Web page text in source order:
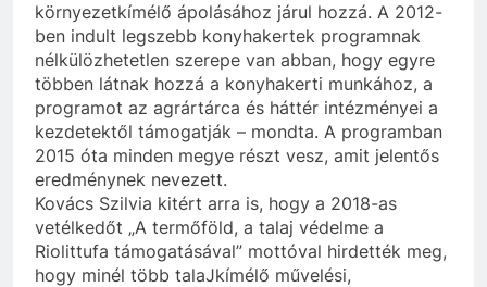
környezetkímélő ápolásához járul hozzá. A 2012-
ben indult legszebb konyhakertek programnak
nélkülözhetetlen szerepe van abban, hogy egyre
többen látnak hozzá a konyhakerti munkához, a
programot az agrártárca és háttér intézményei a
kezdetektől támogatják – mondta. A programban
2015 óta minden megye részt vesz, amit jelentős
eredménynek nevezett.
Kovács Szilvia kitért arra is, hogy a 2018-as
vetélkedőt „A termőföld, a talaj védelme a
Riolittufa támogatásával” mottóval hirdették meg,
hogy minél több talaJkímélő művelési,